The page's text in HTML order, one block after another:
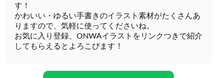
す！
かわいい・ゆるい手書きのイラスト素材がたくさんあ
りますので、気軽に使ってくださいね。
お気に入り登録、ONWAイラストをリンクつきで紹介
してもらえるとよろこびます！